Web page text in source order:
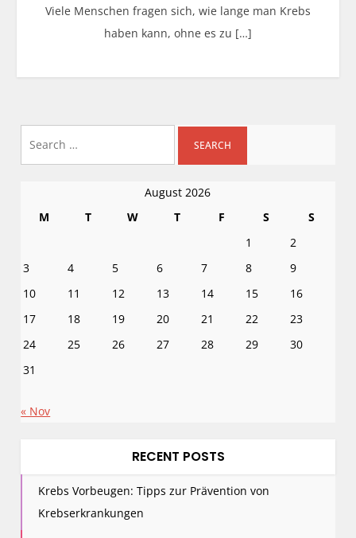
Viele Menschen fragen sich, wie lange man Krebs
haben kann, ohne es zu […]
August 2026
M
T W T F S
S
1
2
3
4 5 6 7 8
9
10
11 12 13 14 15
16
17
18 19 20 21 22
23
24
25 26 27 28 29
30
31
« Nov
RECENT POSTS
Krebs Vorbeugen: Tipps zur Prävention von
Krebserkrankungen